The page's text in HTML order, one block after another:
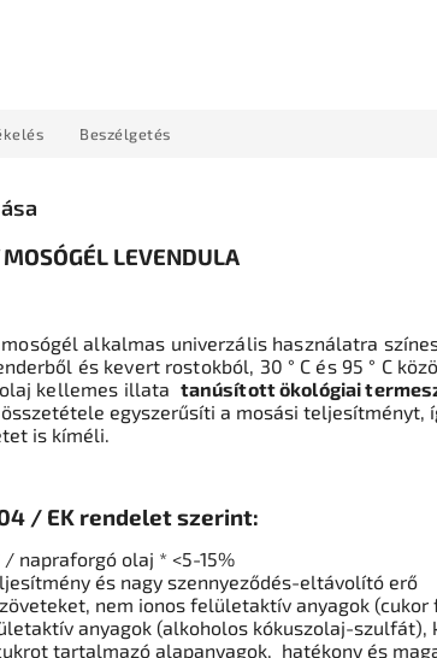
Beszélgetés
LEVENDULA
mosógél alkalmas univerzális használatra
és kevert rostokból, 30 ° C és 95 ° C
kellemes illata tanúsított ökológiai
összetétele egyszerűsíti a mosási teljesítményt,
is kíméli.
/ EK rendelet szerint:
napraforgó olaj * <5-15%
és nagy szennyeződés-eltávolító erő
nem ionos felületaktív anyagok
anyagok (alkoholos kókuszolaj-szulfát),
tartalmazó alapanyagok, hatékony és